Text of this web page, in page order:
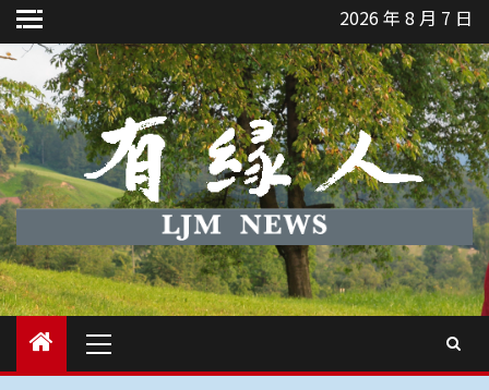
Skip
to
content
2026 年 8 月 7 日
Menu